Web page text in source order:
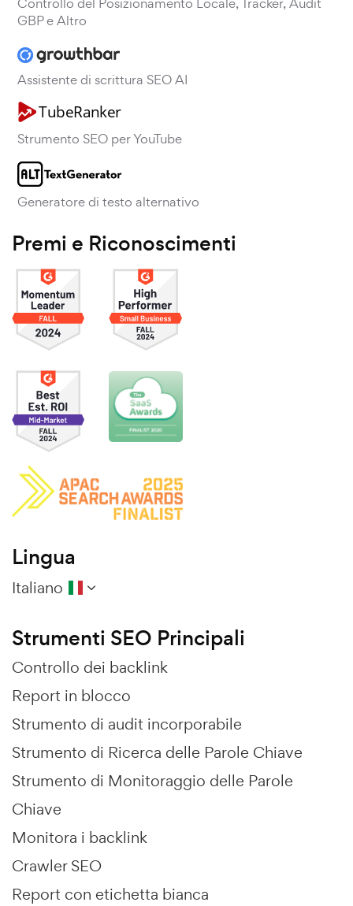
GBP e Altro
Assistente di scrittura SEO AI
Strumento SEO per YouTube
Generatore di testo alternativo
Premi e Riconoscimenti
Lingua
Italiano
Strumenti SEO Principali
Controllo dei backlink
Report in blocco
Strumento di audit incorporabile
Strumento di Ricerca delle Parole Chiave
Strumento di Monitoraggio delle Parole
Chiave
Monitora i backlink
Crawler SEO
Report con etichetta bianca